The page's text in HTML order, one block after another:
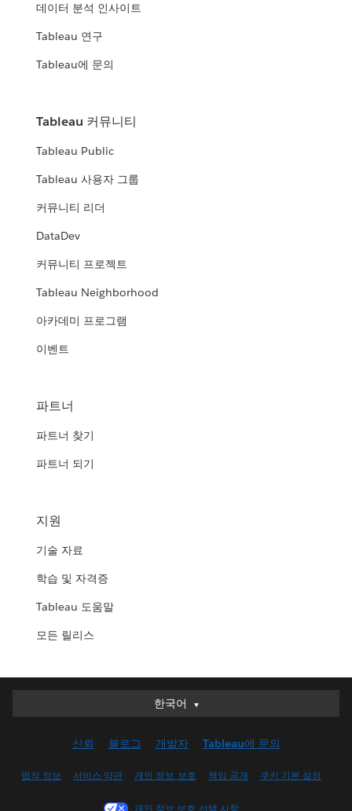
데이터 분석 인사이트
Tableau 연구
Tableau에 문의
Tableau 커뮤니티
Tableau Public
Tableau 사용자 그룹
커뮤니티 리더
DataDev
커뮤니티 프로젝트
Tableau Neighborhood
아카데미 프로그램
이벤트
파트너
파트너 찾기
파트너 되기
지원
기술 자료
학습 및 자격증
Tableau 도움말
모든 릴리스
한국어
한국어
English (UK)
신뢰 블로그 개발자 Tableau에 문의
법적 정보 서비스 약관 개인 정보 보호 책임 공개 쿠키 기본 설정
개인 정보 보호 선택 사항